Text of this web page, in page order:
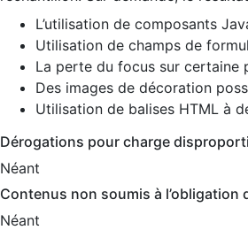
L’utilisation de composants
Utilisation de champs de
La perte du focus sur certaine
Des images de décoration
Utilisation de balises HTML à
Dérogations pour charge
Néant
Contenus non soumis à l’obligation
Néant